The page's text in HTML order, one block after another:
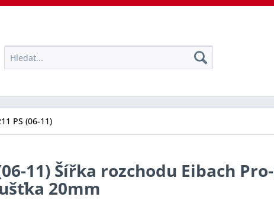
PS (06-11)
11) Šířka rozchodu Eibach
20mm